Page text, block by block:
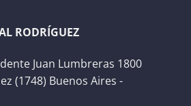
RODRÍGUEZ
Juan Lumbreras 1800
(1748) Buenos Aires -